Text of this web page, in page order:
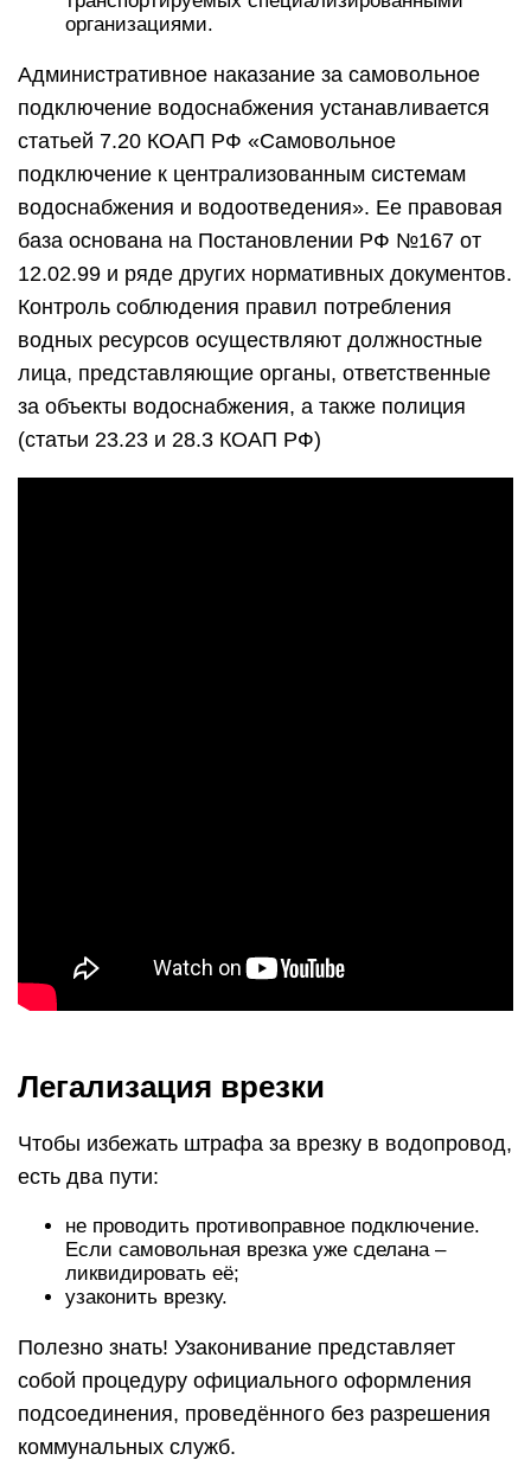
организациями.
Административное наказание за самовольное
подключение водоснабжения устанавливается
статьей 7.20 КОАП РФ «Самовольное
подключение к централизованным системам
водоснабжения и водоотведения». Ее правовая
база основана на Постановлении РФ №167 от
12.02.99 и ряде других нормативных документов.
Контроль соблюдения правил потребления
водных ресурсов осуществляют должностные
лица, представляющие органы, ответственные
за объекты водоснабжения, а также полиция
(статьи 23.23 и 28.3 КОАП РФ)
Легализация врезки
Чтобы избежать штрафа за врезку в водопровод,
есть два пути:
не проводить противоправное подключение.
Если самовольная врезка уже сделана –
ликвидировать её;
узаконить врезку.
Полезно знать! Узаконивание представляет
собой процедуру официального оформления
подсоединения, проведённого без разрешения
коммунальных служб.